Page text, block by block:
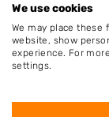
Erp
De Rips
Mariahout
We use cookies
We may place these
website, show
experience. For
settings.